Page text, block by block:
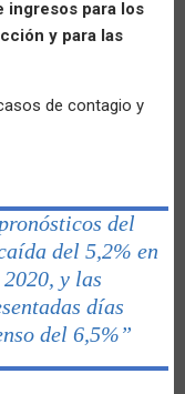
ingresos para los
y para las
de contagio y
del
del 5,2% en
y las
días
del 6,5%”